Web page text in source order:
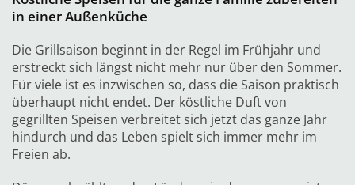
in einer Außenküche
Die Grillsaison beginnt in der Regel im Frühjahr und
erstreckt sich längst nicht mehr nur über den Sommer.
Für viele ist es inzwischen so, dass die Saison praktisch
überhaupt nicht endet. Der köstliche Duft von
gegrillten Speisen verbreitet sich jetzt das ganze Jahr
hindurch und das Leben spielt sich immer mehr im
Freien ab.